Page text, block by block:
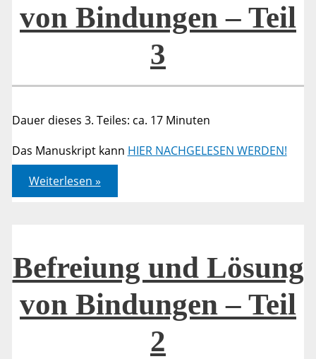
von Bindungen – Teil
3
Dauer dieses 3. Teiles: ca. 17 Minuten
Das Manuskript kann HIER NACHGELESEN WERDEN!
Befreiung
und
Lösung
3
Weiterlesen »
Befreiung und Lösung
von Bindungen – Teil
2